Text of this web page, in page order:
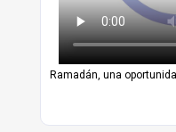
Ramadán, una